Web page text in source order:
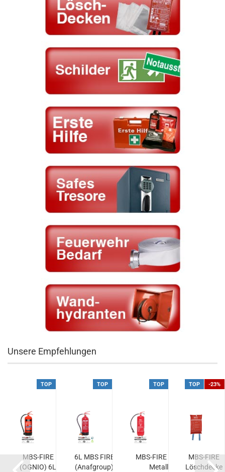
Unsere Empfehlungen
TOP
MBS-FIRE
(OGNIO) 6L
TOP
6L MBS FIRE
(Anafgroup)
TOP
MBS-FIRE MBK 12kg
Metallbrand
TOP -23%
MBS-FIRE
Löschdecke